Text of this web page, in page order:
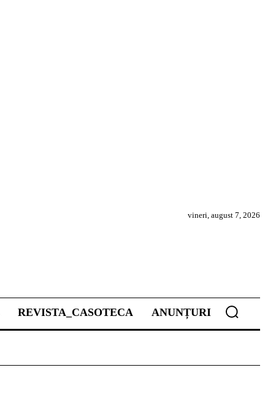
vineri, august 7, 2026
REVISTA_CASOTECA ANUNȚURI